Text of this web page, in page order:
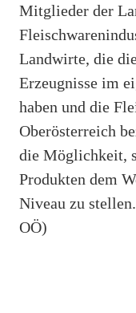
Mitglieder der
Landwirte, die
Erzeugnisse im
haben und die
Oberösterreich
die Möglichkeit,
Produkten dem
Niveau zu
OÖ)